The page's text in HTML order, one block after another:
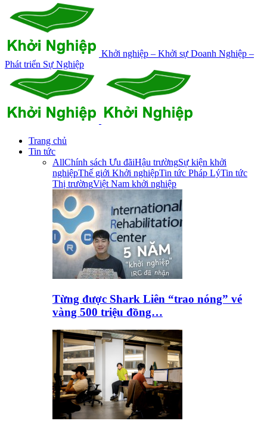
Khởi nghiệp – Khởi sự Doanh Nghiệp –
Phát triển Sự Nghiệp
Trang chủ
Tin tức
AllChính sách Ưu đãiHậu trườngSự kiện khởi
nghiệpThế giới Khởi nghiệpTin tức Pháp LýTin tức
Thị trườngViệt Nam khởi nghiệp
Từng được Shark Liên “trao nóng” vé
vàng 500 triệu đồng…